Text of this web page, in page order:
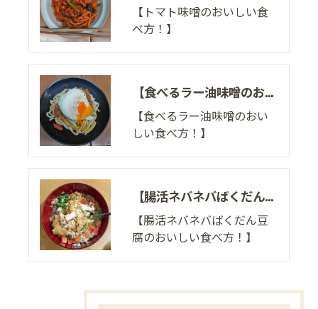
【トマト味噌のおいしい食
べ方！】
【食べるラー油味噌のおいしい食べ方！】
【食べるラー油味噌のおい
しい食べ方！】
【腸活ネバネバばくだん豆腐のおいしい食べ方！】
【腸活ネバネバばくだん豆
腐のおいしい食べ方！】